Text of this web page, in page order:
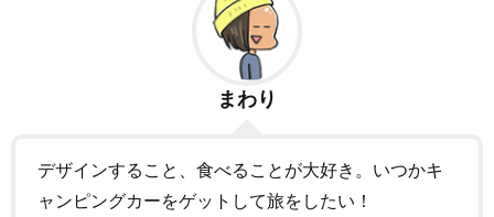
まわり
デザインすること、食べることが大好き。いつかキ
ャンピングカーをゲットして旅をしたい！